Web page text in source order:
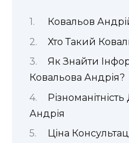
Ковальов
Хто Такий
Як Знайти
Ковальова Андрія?
Андрія
Ціна